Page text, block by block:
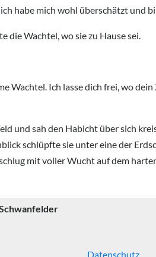
habe mich wohl überschätzt und
die Wachtel, wo sie zu Hause sei.
Wachtel. Ich lasse dich frei, wo
und sah den Habicht über sich
schlüpfte sie unter eine der
mit voller Wucht auf dem
Datenschutz